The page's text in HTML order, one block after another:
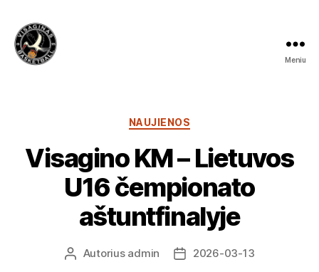
Meniu
Kategorijos
NAUJIENOS
Visagino KM – Lietuvos
U16 čempionato
aštuntfinalyje
ĮrašoAutorius admin
Įrašo2026-03-13